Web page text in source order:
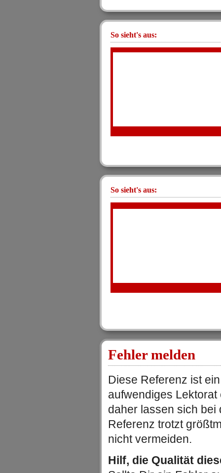
So sieht's aus:
So sieht's aus:
Fehler melden
Diese Referenz ist
aufwendiges
daher lassen sich bei
Referenz trotzt
nicht vermeiden.
Hilf, die Qualität